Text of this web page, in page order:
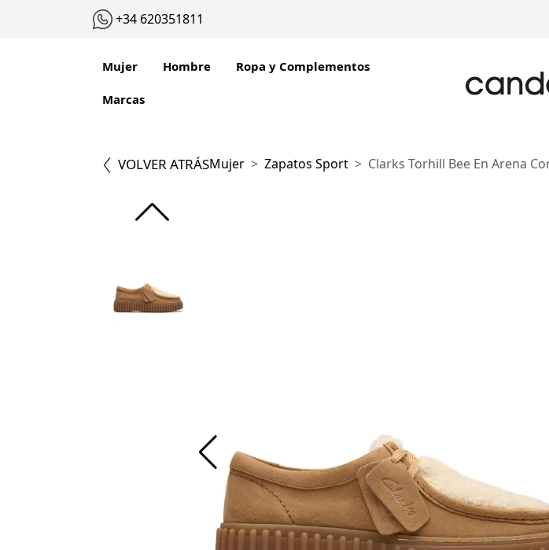
+34 620351811
Mujer Hombre Ropa y Complementos
Marcas
VOLVER ATRÁSMujer Zapatos Sport Clarks Torhill Bee En Arena